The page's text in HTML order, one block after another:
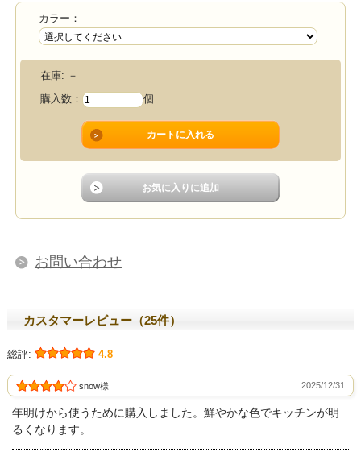
カラー：
在庫: －
購入数：
個
お問い合わせ
カスタマーレビュー（25件）
総評: 4.8
snow様 2025/12/31
年明けから使うために購入しました。鮮やかな色でキッチンが明
るくなります。